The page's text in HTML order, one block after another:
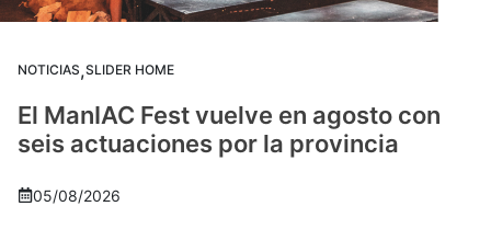
NOTICIAS,SLIDER HOME
El ManIAC Fest vuelve en agosto con
seis actuaciones por la provincia
05/08/2026